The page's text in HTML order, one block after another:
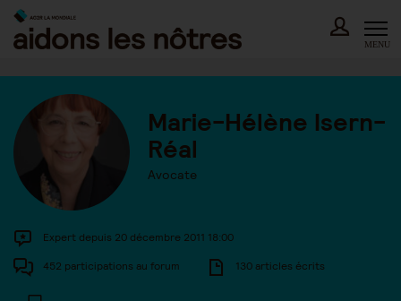
Skip
content
MENU
Marie-Hélène Isern-
Réal
Avocate
Expert depuis 20 décembre 2011 18:00
452 participations au forum 130 articles écrits